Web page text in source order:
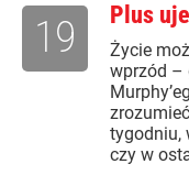
Plus
Życie
wprzód –
tygodniu,
czy w
19